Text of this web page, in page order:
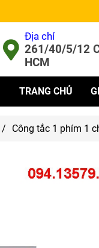
Địa chỉ
261/40/5/12
HCM
TRANG CHỦ
/ Công tắc 1 phím 1